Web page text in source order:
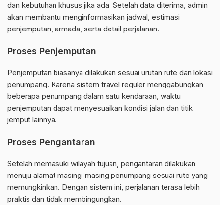
dan kebutuhan khusus jika ada. Setelah data diterima, admin
akan membantu menginformasikan jadwal, estimasi
penjemputan, armada, serta detail perjalanan.
Proses Penjemputan
Penjemputan biasanya dilakukan sesuai urutan rute dan lokasi
penumpang. Karena sistem travel reguler menggabungkan
beberapa penumpang dalam satu kendaraan, waktu
penjemputan dapat menyesuaikan kondisi jalan dan titik
jemput lainnya.
Proses Pengantaran
Setelah memasuki wilayah tujuan, pengantaran dilakukan
menuju alamat masing-masing penumpang sesuai rute yang
memungkinkan. Dengan sistem ini, perjalanan terasa lebih
praktis dan tidak membingungkan.